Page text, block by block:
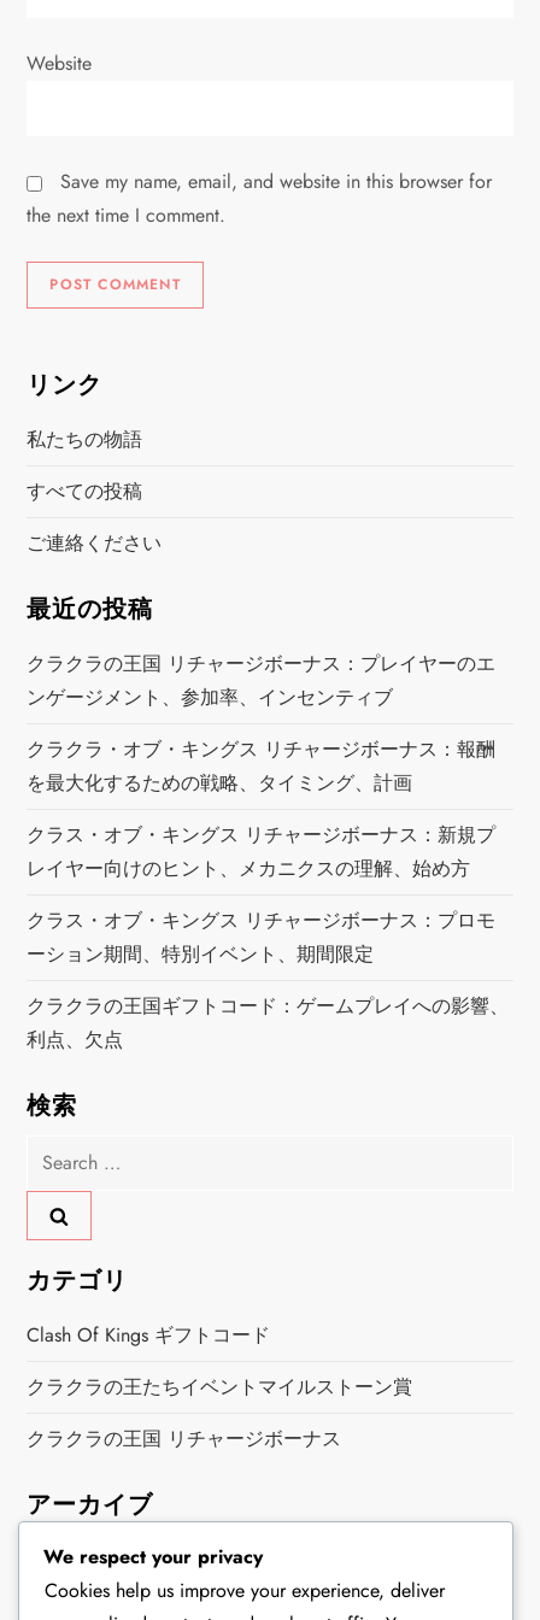
Website
Save my name, email, and website in this browser for
the next time I comment.
リンク
私たちの物語
すべての投稿
ご連絡ください
最近の投稿
クラクラの王国 リチャージボーナス：プレイヤーのエ
ンゲージメント、参加率、インセンティブ
クラクラ・オブ・キングス リチャージボーナス：報酬
を最大化するための戦略、タイミング、計画
クラス・オブ・キングス リチャージボーナス：新規プ
レイヤー向けのヒント、メカニクスの理解、始め方
クラス・オブ・キングス リチャージボーナス：プロモ
ーション期間、特別イベント、期間限定
クラクラの王国ギフトコード：ゲームプレイへの影響、
利点、欠点
検索
Search
for:
カテゴリ
Clash Of Kings ギフトコード
クラクラの王たちイベントマイルストーン賞
クラクラの王国 リチャージボーナス
アーカイブ
March 2026
February 2026
We respect your privacy
Cookies help us improve your experience, deliver